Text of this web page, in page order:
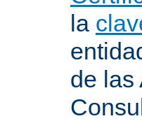
la
de las